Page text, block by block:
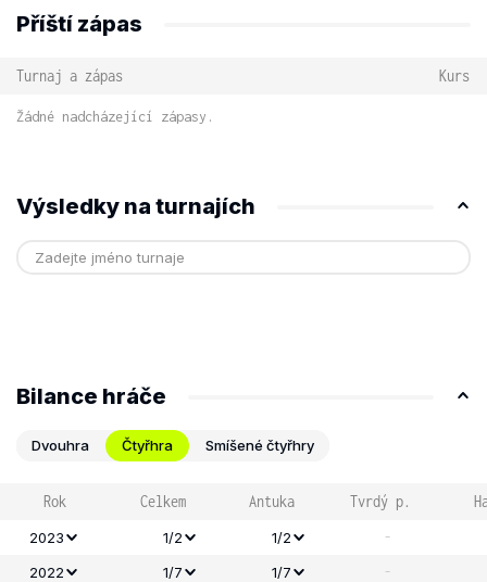
Příští zápas
Turnaj a zápas Kurs
Žádné nadcházející zápasy.
Výsledky na turnajích
Bilance hráče
Dvouhra Čtyřhra Smíšené čtyřhry
Rok Celkem Antuka Tvrdý p.
2023 1/2 1/2 -
2022 1/7 1/7 -